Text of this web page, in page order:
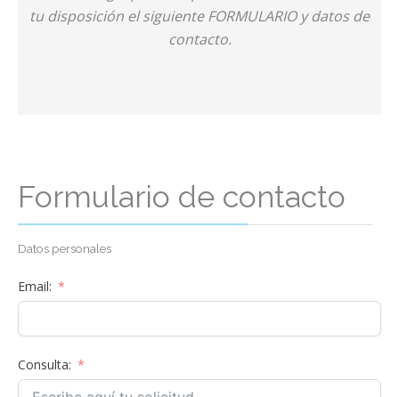
tu disposición el siguiente FORMULARIO y datos de
contacto.
Formulario de contacto
Datos personales
Email:
Consulta: